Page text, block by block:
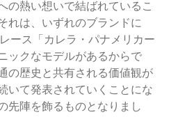
の熱い想いで結ばれているこ
れは、いずれのブランドに
ース「カレラ・パナメリカー
ックなモデルがあるからで
の歴史と共有される価値観が
いて発表されていくことにな
先陣を飾るものとなりまし